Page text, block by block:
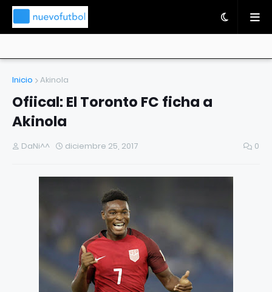
Inicio Akinola
Ofiical: El Toronto FC ficha a
Akinola
DaNi^^ diciembre 25, 2017 0